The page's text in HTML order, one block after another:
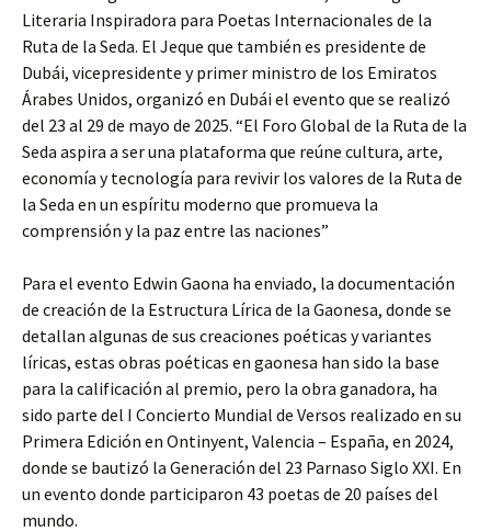
Literaria Inspiradora para Poetas Internacionales de la
Ruta de la Seda. El Jeque que también es presidente de
Dubái, vicepresidente y primer ministro de los Emiratos
Árabes Unidos, organizó en Dubái el evento que se realizó
del 23 al 29 de mayo de 2025. “El Foro Global de la Ruta de la
Seda aspira a ser una plataforma que reúne cultura, arte,
economía y tecnología para revivir los valores de la Ruta de
la Seda en un espíritu moderno que promueva la
comprensión y la paz entre las naciones”
Para el evento Edwin Gaona ha enviado, la documentación
de creación de la Estructura Lírica de la Gaonesa, donde se
detallan algunas de sus creaciones poéticas y variantes
líricas, estas obras poéticas en gaonesa han sido la base
para la calificación al premio, pero la obra ganadora, ha
sido parte del I Concierto Mundial de Versos realizado en su
Primera Edición en Ontinyent, Valencia – España, en 2024,
donde se bautizó la Generación del 23 Parnaso Siglo XXI. En
un evento donde participaron 43 poetas de 20 países del
mundo.